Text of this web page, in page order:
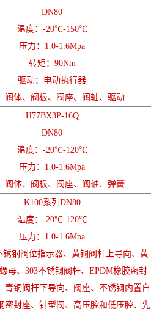
DN80
温度：-20℃-150℃
压力：1.0-1.6Mpa
转矩：90Nm
驱动：电动执行器
阀体、阀板、阀座、阀轴、驱动
H77BX3P-16Q
DN80
温度：-20℃-120℃
压力：1.0-1.6Mpa
阀体、阀板、阀座、阀轴、弹簧
K100系列DN80
温度：-20℃-120℃
压力：1.0-1.6Mpa
锈钢阀位指示器、黄铜阀杆上导向、黄
母、303不锈钢阀杆、EPDM橡胶密封
青铜阀杆下导向、阀座、不锈钢内置自
密封座、针型阀、高压腔和低压腔、先